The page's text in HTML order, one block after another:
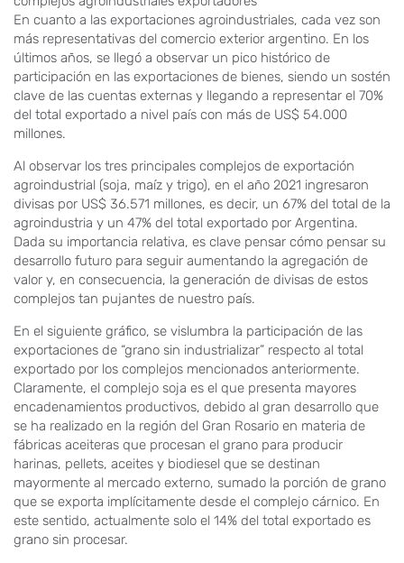
En cuanto a las exportaciones agroindustriales, cada vez son
más representativas del comercio exterior argentino. En los
últimos años, se llegó a observar un pico histórico de
participación en las exportaciones de bienes, siendo un sostén
clave de las cuentas externas y llegando a representar el 70%
del total exportado a nivel país con más de US$ 54.000
millones.
Al observar los tres principales complejos de exportación
agroindustrial (soja, maíz y trigo), en el año 2021 ingresaron
divisas por US$ 36.571 millones, es decir, un 67% del total de la
agroindustria y un 47% del total exportado por Argentina.
Dada su importancia relativa, es clave pensar cómo pensar su
desarrollo futuro para seguir aumentando la agregación de
valor y, en consecuencia, la generación de divisas de estos
complejos tan pujantes de nuestro país.
En el siguiente gráfico, se vislumbra la participación de las
exportaciones de “grano sin industrializar” respecto al total
exportado por los complejos mencionados anteriormente.
Claramente, el complejo soja es el que presenta mayores
encadenamientos productivos, debido al gran desarrollo que
se ha realizado en la región del Gran Rosario en materia de
fábricas aceiteras que procesan el grano para producir
harinas, pellets, aceites y biodiesel que se destinan
mayormente al mercado externo, sumado la porción de grano
que se exporta implícitamente desde el complejo cárnico. En
este sentido, actualmente solo el 14% del total exportado es
grano sin procesar.